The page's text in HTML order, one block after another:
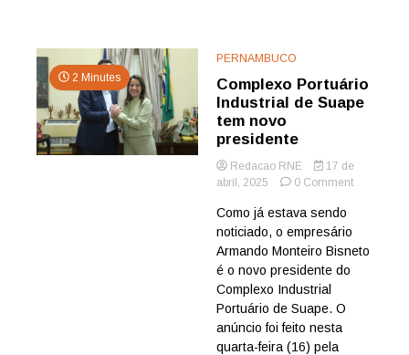
2 Minutes
PERNAMBUCO
Complexo Portuário
Industrial de Suape
tem novo
presidente
Redacao RNE
17 de
abril, 2025
0 Commenton
de
Como já estava sendo
noticiado, o empresário
Armando Monteiro Bisneto
é o novo presidente do
Complexo Industrial
Portuário de Suape. O
anúncio foi feito nesta
quarta-feira (16) pela